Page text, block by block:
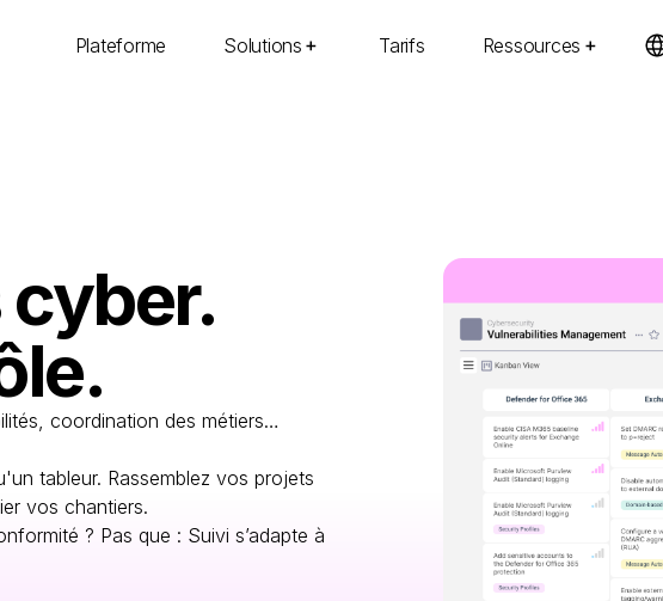
Plateforme Solutions Tarifs Ressources
coordination des métiers…
tableur. Rassemblez vos projets
vos chantiers.
? Pas que : Suivi s’adapte à